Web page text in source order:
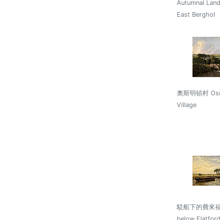
Autumnal
East Berghol
奧斯明頓村
Village
駁船下的費來